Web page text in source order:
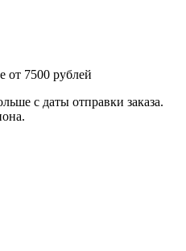
от 7500 рублей
с даты отправки заказа.